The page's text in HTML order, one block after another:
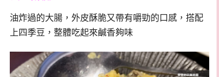
油炸過的大腸，外皮酥脆又帶有嚼勁的口感，搭配
上四季豆，整體吃起來鹹香夠味